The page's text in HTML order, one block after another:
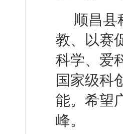
顺昌县
教、以赛
科学、爱
国家级科
能。希望
峰。